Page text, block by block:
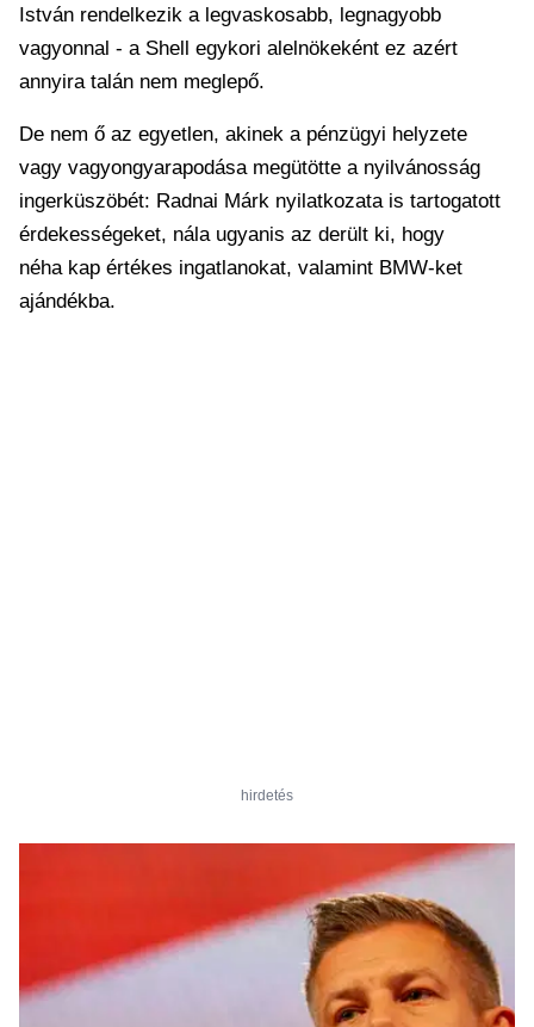
István rendelkezik a legvaskosabb, legnagyobb
vagyonnal - a Shell egykori alelnökeként ez azért
annyira talán nem meglepő.
De nem ő az egyetlen, akinek a pénzügyi helyzete
vagy vagyongyarapodása megütötte a nyilvánosság
ingerküszöbét: Radnai Márk nyilatkozata is tartogatott
érdekességeket, nála ugyanis az derült ki, hogy
néha kap értékes ingatlanokat, valamint BMW-ket
ajándékba.
hirdetés